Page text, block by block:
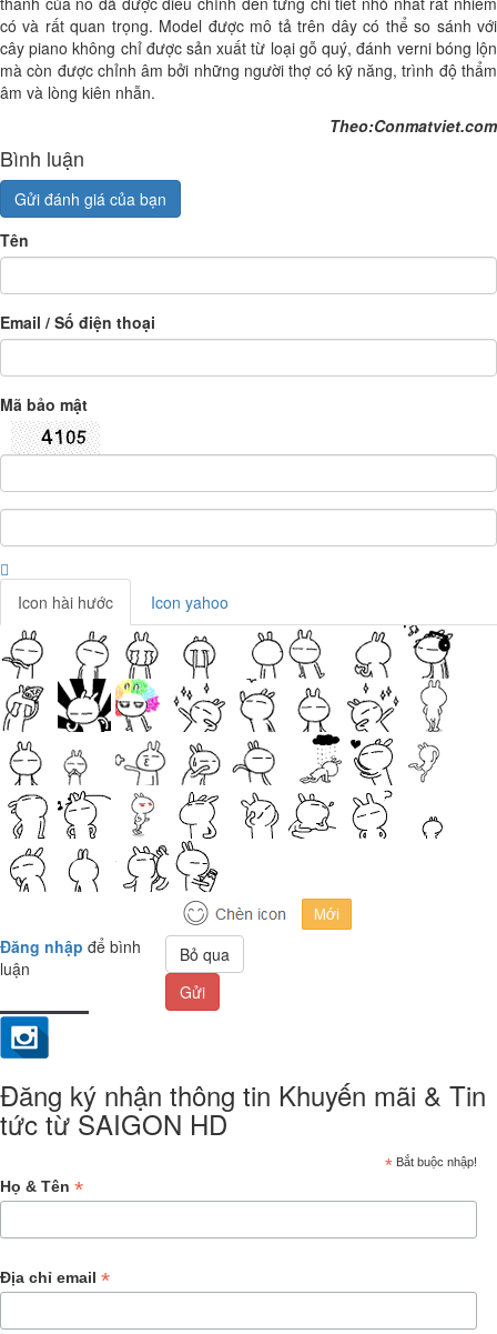
có và rất quan trọng. Model được mô tả trên dây có thể so sánh với
cây piano không chỉ được sản xuất từ loại gỗ quý, đánh verni bóng lộn
mà còn được chỉnh âm bởi những người thợ có kỹ năng, trình độ thẩm
âm và lòng kiên nhẫn.
Theo:Conmatviet.com
Bình luận
Gửi đánh giá của bạn
Tên
Email / Số điện thoại
Mã bảo mật
Icon hài hước Icon yahoo
Đăng nhập để bình
luận
Bỏ qua
Gửi
Đăng ký nhận thông tin Khuyến mãi & Tin
tức từ SAIGON HD
* Bắt buộc nhập!
Họ & Tên *
Địa chỉ email *